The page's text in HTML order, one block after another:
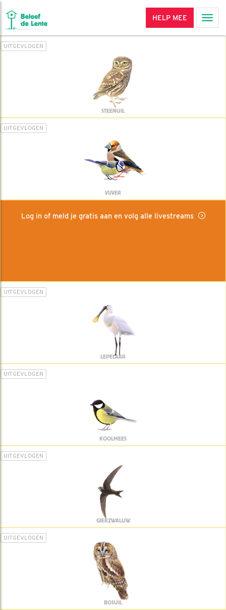
HELP MEE
UITGEVLOGEN
STEENUIL
UITGEVLOGEN
VIJVER
Log in of meld je gratis aan en volg alle livestreams
UITGEVLOGEN
LEPELAAR
UITGEVLOGEN
KOOLMEES
UITGEVLOGEN
GIERZWALUW
UITGEVLOGEN
BOSUIL